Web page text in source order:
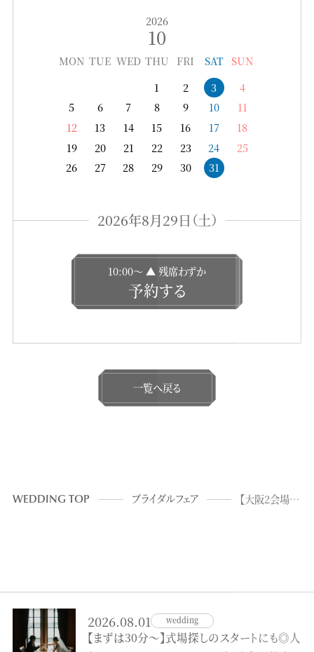
2026
10
MON TUE WED THU FRI SAT SUN
1
2 3
4
5
6 7 8 9 10
11
12
13 14 15 16 17
18
19
20 21 22 23 24
25
26
27 28 29 30 31
2026年8月29日（土）
10:00〜 ▲ 残席わずか
予約する
一覧へ戻る
WEDDING TOP ブライダルフェア 【大阪2会場比較】雰囲気で選ぶ！試食付きレストランウェディング比較フェア
2026.08.01 wedding
【まずは30分～】式場探しのスタートにも◎人